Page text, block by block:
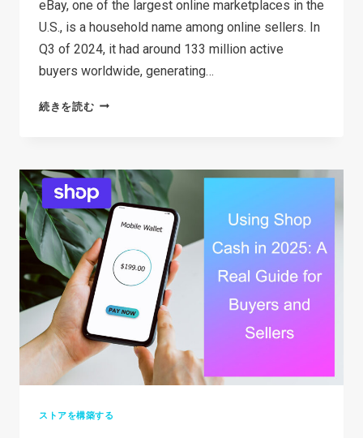
eBay, one of the largest online marketplaces in the
U.S., is a household name among online sellers. In
Q3 of 2024, it had around 133 million active
buyers worldwide, generating…
続きを読む25
LIKE
EBAY
TO
SELL
YOUR
STUFF
IN
ストアを構築する